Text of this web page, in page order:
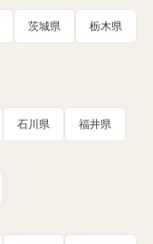
茨城県 栃木県
石川県 福井県